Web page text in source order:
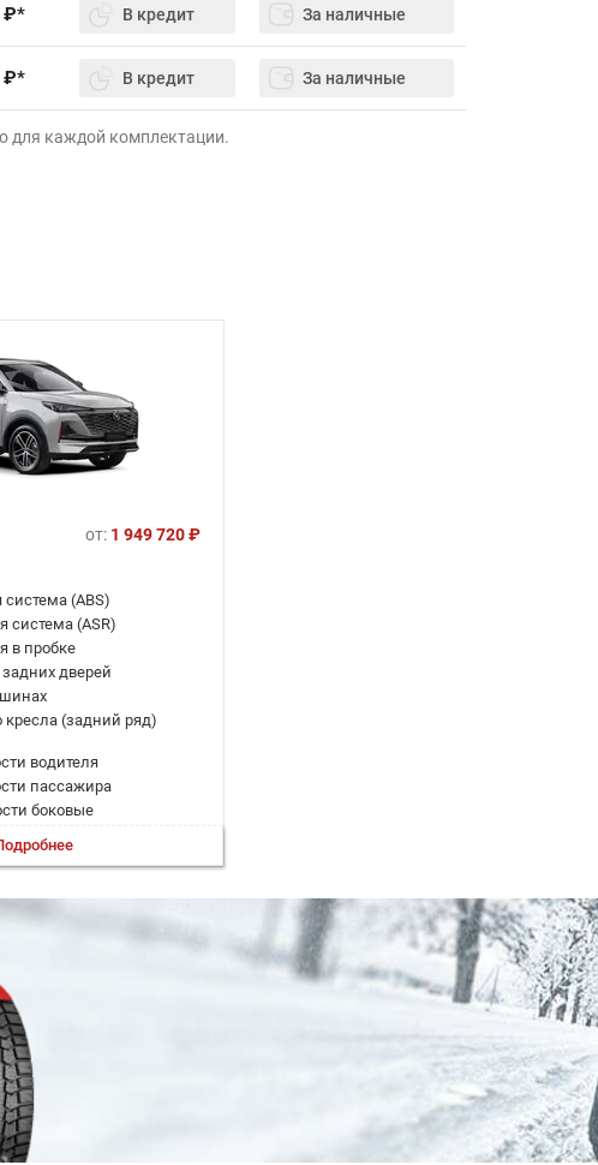
₽* В кредит За наличные
₽* В кредит За наличные
для каждой комплектации.
от: 1 949 720 ₽
(ABS)
система (ASR)
в пробке
дверей
кресла (задний ряд)
водителя
пассажира
боковые
оконные (шторки)
спуске
о столкновении
(ESP)
рулевого управления
полосе
руля